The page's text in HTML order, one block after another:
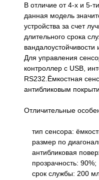
В отличие от 4-х и 5-
данная модель
устройства за счет
длительного срока
Для управления
контроллер с USB,
RS232.Ёмкостная
антибликовым
Отличительные
тип сенсора:
размер по
антибликовая
прозрачность: 90%;
срок службы: 200